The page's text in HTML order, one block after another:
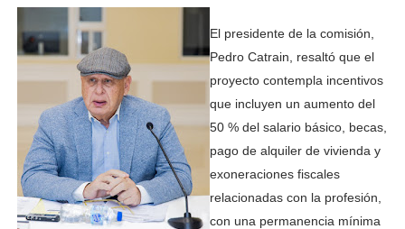
El presidente de la comisión,
Pedro Catrain, resaltó que el
proyecto contempla incentivos
que incluyen un aumento del
50 % del salario básico, becas,
pago de alquiler de vivienda y
exoneraciones fiscales
relacionadas con la profesión,
con una permanencia mínima